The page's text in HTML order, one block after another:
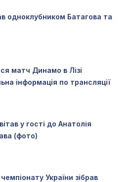
одноклубником Батагова та
матч Динамо в Лізі
інформація по трансляції
у гості до Анатолія
(фото)
України зібрав